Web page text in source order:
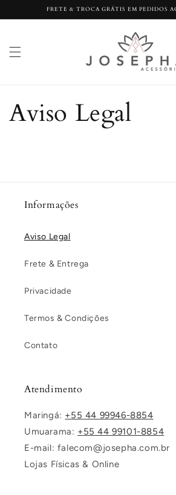
FRETE & TROCA GRÁTIS EM PEDIDOS
Aviso Legal
Informações
Aviso Legal
Frete & Entrega
Privacidade
Termos & Condições
Contato
Atendimento
Maringá: +55 44 99946-8854
Umuarama: +55 44 99101-8854
E-mail: falecom@josepha.com.br
Lojas Físicas & Online